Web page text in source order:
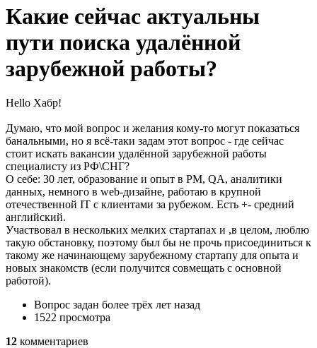
Какие сейчас актуальны
пути поиска удалённой
зарубежной работы?
Hello Хабр!
Думаю, что мой вопрос и желания кому-то могут показаться
банальными, но я всё-таки задам этот вопрос - где сейчас
стоит искать вакансии удалённой зарубежной работы
специалисту из РФ\СНГ?
О себе: 30 лет, образование и опыт в PM, QA, аналитики
данных, немного в web-дизайне, работаю в крупной
отечественной IT с клиентами за рубежом. Есть +- средний
английский.
Участвовал в нескольких мелких стартапах и ,в целом, люблю
такую обстановку, поэтому был бы не прочь присоединиться к
такому же начинающему зарубежному стартапу для опыта и
новых знакомств (если получится совмещать с основной
работой).
Вопрос задан более трёх лет назад
1522 просмотра
12 комментариев